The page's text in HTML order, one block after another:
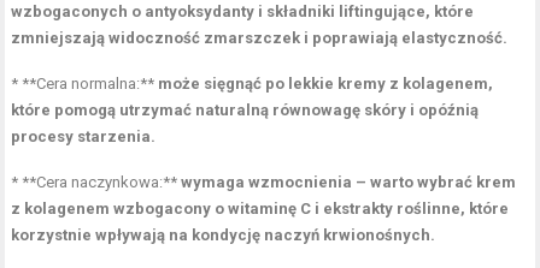
wzbogaconych o antyoksydanty i składniki liftingujące, które
zmniejszają widoczność zmarszczek i poprawiają elastyczność.
* **Cera normalna:** może sięgnąć po lekkie kremy z kolagenem,
które pomogą utrzymać naturalną równowagę skóry i opóźnią
procesy starzenia.
* **Cera naczynkowa:**wymaga wzmocnienia – warto wybrać krem
z kolagenem wzbogacony o witaminę C i ekstrakty roślinne, które
korzystnie wpływają na kondycję naczyń krwionośnych.